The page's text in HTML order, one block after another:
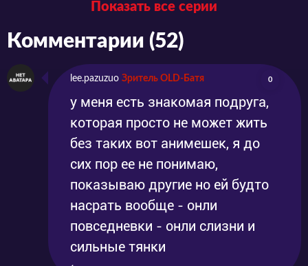
Эпизод 6 2025-05-10
Серия 8
Эпизод 8 2025-05-24
Серия 10
2025-06-07
2025-06-07
Серия 11
Эпизод 12 2025-06-21 2025-06-21
Показать все серии
Комментарии (52)
lee.pazuzuo Зритель OLD-Батя 0
у меня есть знакомая подруга,
которая просто не может жить
без таких вот анимешек, я до
сих пор ее не понимаю,
показываю другие но ей будто
насрать вообще - онли
повседневки - онли слизни и
сильные тянки